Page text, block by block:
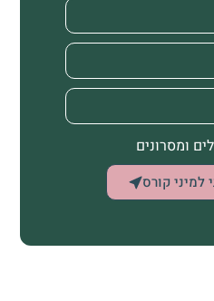
ומסרונים
למיני קורס